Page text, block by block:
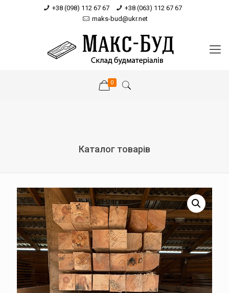
+38 (098) 112 67 67
+38 (063) 112 67 67
maks-bud@ukr.net
0
Каталог товарів